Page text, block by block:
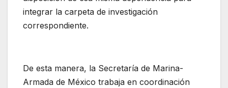
integrar la carpeta de investigación
correspondiente.
De esta manera, la Secretaría de Marina-
Armada de México trabaja en coordinación